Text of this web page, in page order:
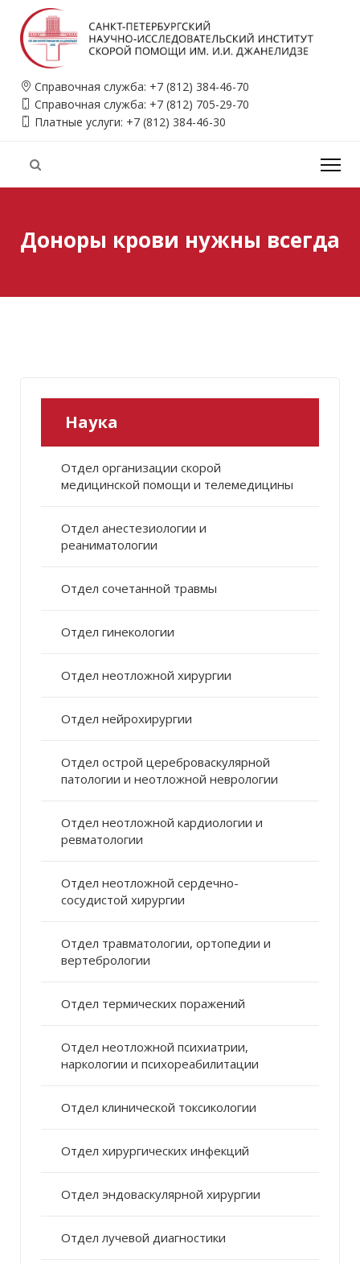
Справочная служба: +7 (812) 384-46-70
Справочная служба: +7 (812) 705-29-70
Платные услуги: +7 (812) 384-46-30
Доноры крови нужны всегда
Наука
Отдел организации скорой
медицинской помощи и телемедицины
Отдел анестезиологии и
реаниматологии
Отдел сочетанной травмы
Отдел гинекологии
Отдел неотложной хирургии
Отдел нейрохирургии
Отдел острой цереброваскулярной
патологии и неотложной неврологии
Отдел неотложной кардиологии и
ревматологии
Отдел неотложной сердечно-
сосудистой хирургии
Отдел травматологии, ортопедии и
вертебрологии
Отдел термических поражений
Отдел неотложной психиатрии,
наркологии и психореабилитации
Отдел клинической токсикологии
Отдел хирургических инфекций
Отдел эндоваскулярной хирургии
Отдел лучевой диагностики